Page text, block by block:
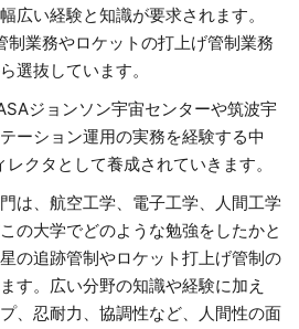
広い経験と知識が要求されます。
制業務やロケットの打上げ管制業務
選抜しています。
ジョンソン宇宙センターや筑波宇
ーション運用の実務を経験する中
クタとして養成されていきます。
は、航空工学、電子工学、人間工学
の大学でどのような勉強をしたかと
の追跡管制やロケット打上げ管制の
す。広い分野の知識や経験に加え
、忍耐力、協調性など、人間性の面